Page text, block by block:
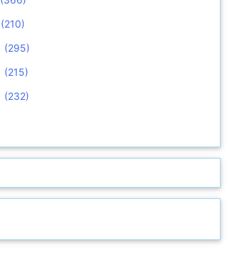
(210)
(295)
(215)
(232)